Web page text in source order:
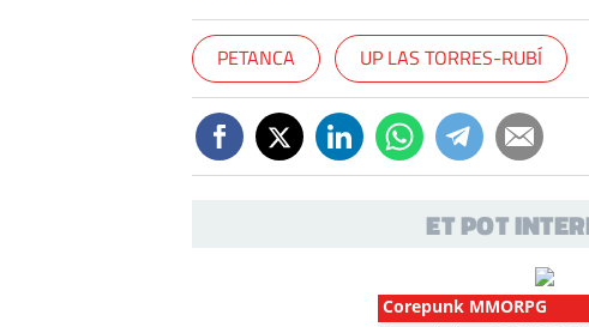
PETANCA UP LAS TORRES-RUBÍ
ET POT
Corepunk MMORPG